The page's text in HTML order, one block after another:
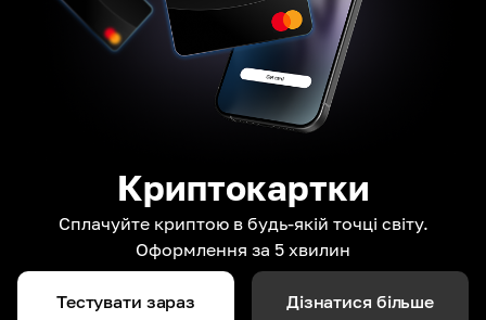
Криптокартки
Сплачуйте криптою в будь-якій точці світу.
Оформлення за 5 хвилин
Тестувати зараз Дізнатися більше